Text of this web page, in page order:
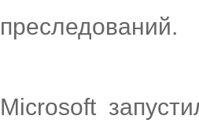
преследований.
Microsoft